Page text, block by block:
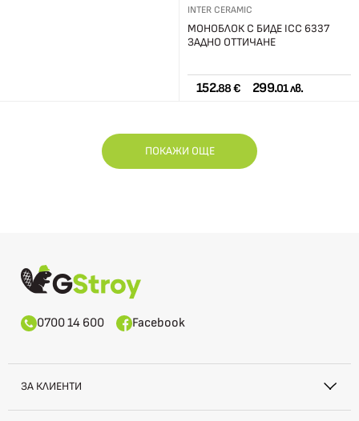
INTER CERAMIC
МОНОБЛОК С БИДЕ ICC 6337
ЗАДНО ОТТИЧАНЕ
152.88 € 299.01 лв.
ПОКАЖИ ОЩЕ
0700 14 600 Facebook
ЗА КЛИЕНТИ